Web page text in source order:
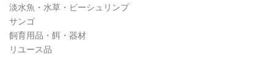
淡水魚・水草・ビーシュリンプ
サンゴ
飼育用品・餌・器材
リユース品